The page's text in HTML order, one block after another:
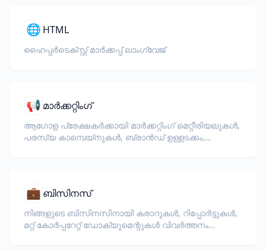
🌐 HTML
ഹൈപ്പർടെക്സ്റ്റ് മാർക്കപ്പ് ലാംഗ്വേജ്
📢 മാർക്കറ്റിംഗ്
ആഗോള പ്രേക്ഷകർക്കായി മാർക്കറ്റിംഗ് മെറ്റീരിയലുകൾ,
പരസ്യ കാമ്പെയ്‌നുകൾ, ബ്രാൻഡ് ഉള്ളടക്കം,
💼 ബിസിനസ്
നിങ്ങളുടെ ബിസിനസിനായി കരാറുകൾ, റിപ്പോർട്ടുകൾ,
മറ്റ് കോർപ്പറേറ്റ് ഡോക്യുമെന്റുകൾ വിവർത്തനം